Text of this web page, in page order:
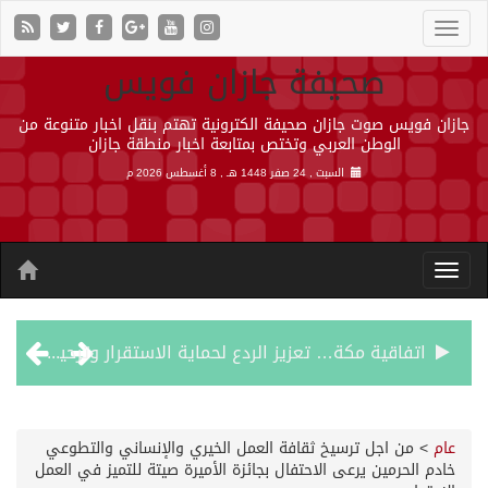
صحيفة جازان فويس
جازان فويس صوت جازان صحيفة الكترونية تهتم بنقل اخبار متنوعة من
الوطن العربي وتختص بمتابعة اخبار منطقة جازان
السبت , 24 صفر 1448 هـ , 8 أغسطس 2026 م
اتفاقية مكة… تعزيز الردع لحماية الاستقرار وترحيب اقليمي ودولي بها
عام > من اجل ترسيخ ثقافة العمل الخيري والإنساني والتطوعي
خادم الحرمين يرعى الاحتفال بجائزة الأميرة صيتة للتميز في العمل